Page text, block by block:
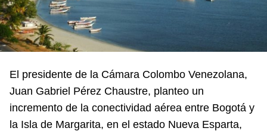
El presidente de la Cámara Colombo Venezolana,
Juan Gabriel Pérez Chaustre, planteo un
incremento de la conectividad aérea entre Bogotá y
la Isla de Margarita, en el estado Nueva Esparta,